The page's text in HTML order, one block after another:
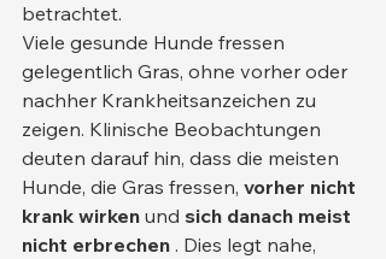
betrachtet.
Viele gesunde Hunde fressen
gelegentlich Gras, ohne vorher oder
nachher Krankheitsanzeichen zu
zeigen. Klinische Beobachtungen
deuten darauf hin, dass die meisten
Hunde, die Gras fressen, vorher nicht
krank wirken und sich danach meist
nicht erbrechen . Dies legt nahe,